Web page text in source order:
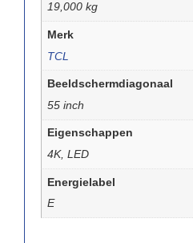
19,000 kg
Merk
TCL
Beeldschermdiagonaal
55 inch
Eigenschappen
4K, LED
Energielabel
E